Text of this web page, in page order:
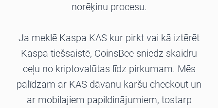
norēķinu procesu.
Ja meklē Kaspa KAS kur pirkt vai kā iztērēt
Kaspa tiešsaistē, CoinsBee sniedz skaidru
ceļu no kriptovalūtas līdz pirkumam. Mēs
palīdzam ar KAS dāvanu karšu checkout un
ar mobilajiem papildinājumiem, tostarp